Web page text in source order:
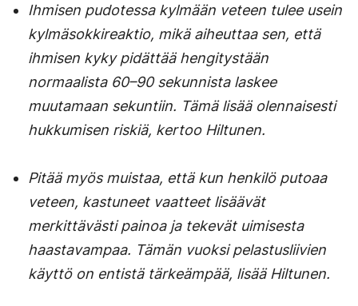
Ihmisen pudotessa kylmään veteen tulee usein
kylmäsokkireaktio, mikä aiheuttaa sen, että
ihmisen kyky pidättää hengitystään
normaalista 60–90 sekunnista laskee
muutamaan sekuntiin. Tämä lisää olennaisesti
hukkumisen riskiä, kertoo Hiltunen.
Pitää myös muistaa, että kun henkilö putoaa
veteen, kastuneet vaatteet lisäävät
merkittävästi painoa ja tekevät uimisesta
haastavampaa. Tämän vuoksi pelastusliivien
käyttö on entistä tärkeämpää, lisää Hiltunen.